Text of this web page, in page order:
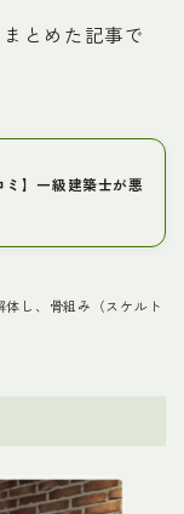
とめた記事で
ミ】一級建築士が悪
し、骨組み（スケルト